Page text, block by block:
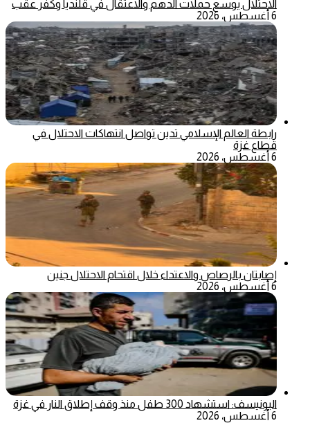
الاحتلال يوسع حملات الدهم والاعتقال في قلنديا وكفر عقب
6 أغسطس، 2026
رابطة العالم الإسلامي تدين تواصل انتهاكات الاحتلال في
قطاع غزة
6 أغسطس، 2026
إصابتان بالرصاص والاعتداء خلال اقتحام الاحتلال جنين
6 أغسطس، 2026
اليونيسف: استشهاد 300 طفل منذ وقف إطلاق النار في غزة
6 أغسطس، 2026